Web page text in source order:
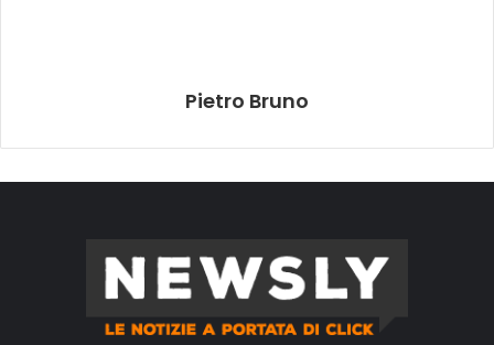
Pietro Bruno